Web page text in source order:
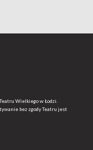
Wielkiego w Łodzi.
bez zgody Teatru jest